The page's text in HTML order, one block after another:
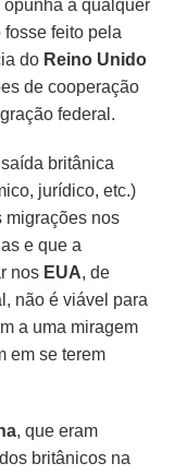
a qualquer
feito pela
do Reino Unido
de cooperação
federal.
britânica
jurídico, etc.)
migrações nos
e que a
nos EUA, de
não é viável para
a uma miragem
em se terem
, que eram
britânicos na